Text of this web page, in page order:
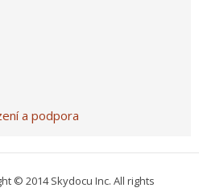
a podpora
© 2014 Skydocu Inc. All rights